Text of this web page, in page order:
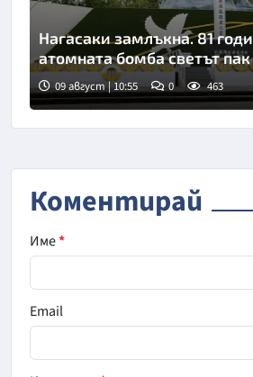
Снимка: Киодо
Нагасаки замлъкна. 81
атомната бомба светът
09 август | 10:55 0 463
Коментирай
Име*
Email